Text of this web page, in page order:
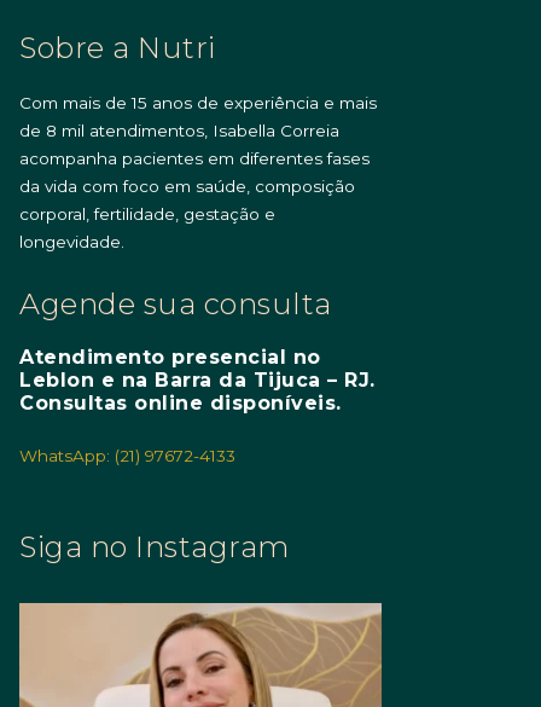
Sobre a Nutri
Com mais de 15 anos de experiência e mais
de 8 mil atendimentos, Isabella Correia
acompanha pacientes em diferentes fases
da vida com foco em saúde, composição
corporal, fertilidade, gestação e
longevidade.
Agende sua consulta
Atendimento presencial no
Leblon e na Barra da Tijuca – RJ.
Consultas online disponíveis.
WhatsApp: (21) 97672-4133
Siga no Instagram